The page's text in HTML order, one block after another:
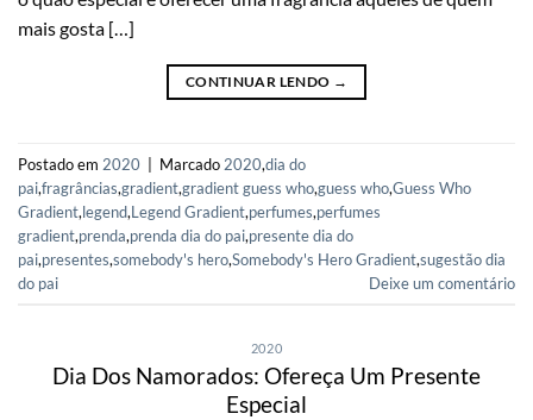
mais gosta […]
CONTINUAR LENDO →
Postado em 2020 Marcado 2020,dia do
pai,fragrâncias,gradient,gradient guess who,guess who,Guess Who
Gradient,legend,Legend Gradient,perfumes,perfumes
gradient,prenda,prenda dia do pai,presente dia do
pai,presentes,somebody's hero,Somebody's Hero Gradient,sugestão dia
do pai
Deixe um comentário
2020
Dia Dos Namorados: Ofereça Um Presente
Especial